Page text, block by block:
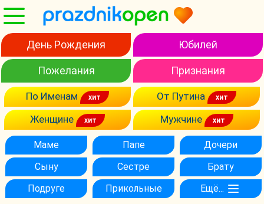
День Рождения Юбилей
Пожелания Признания
По Именам
От Путина
Женщине
Мужчине
Маме Папе
Дочери
Сыну
Сестре
Брату
Подруге
Прикольные Ещё...